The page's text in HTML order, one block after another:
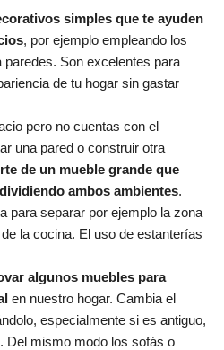
simples que te ayuden
, por ejemplo empleando los
paredes. Son excelentes para
de tu hogar sin gastar
pero no cuentas con el
una pared o construir otra
de un mueble grande que
ambos ambientes.
para separar por ejemplo la zona
la cocina. El uso de estanterías
algunos muebles para
en nuestro hogar. Cambia el
especialmente si es antiguo,
Del mismo modo los sofás o